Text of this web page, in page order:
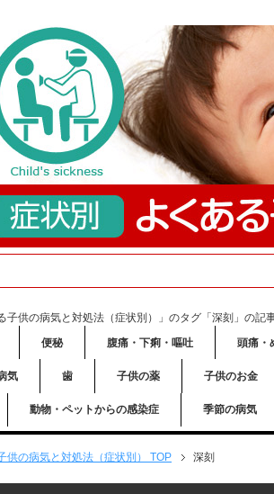
子供の病気と対処法（症状別）」のタグ「深刻」の記
便秘 腹痛・下痢・嘔吐 頭痛・
気 歯 子供の薬 子供のお金
動物・ペットからの感染症 季節の病気
供の病気と対処法（症状別） TOP 深刻